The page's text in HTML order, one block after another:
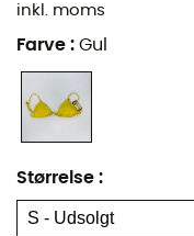
inkl. moms
Farve : Gul
Størrelse :